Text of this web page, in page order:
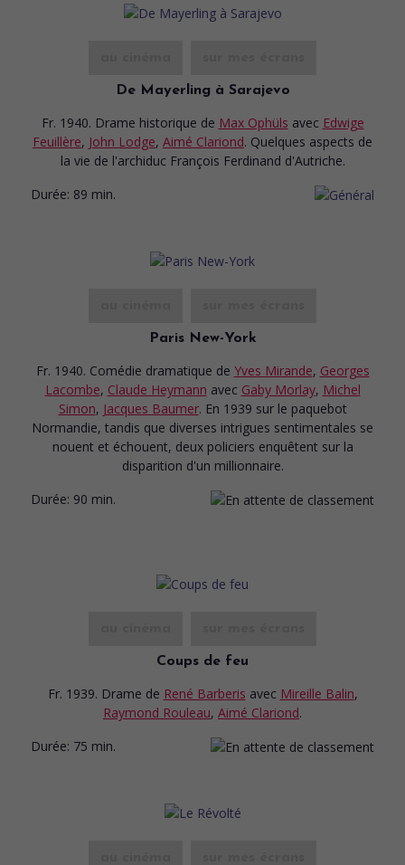
De Mayerling à Sarajevo
Fr. 1940. Drame historique de Max Ophüls avec Edwige
Feuillère, John Lodge, Aimé Clariond. Quelques aspects de
la vie de l'archiduc François Ferdinand d'Autriche.
Durée: 89 min.
Paris New-York
Fr. 1940. Comédie dramatique de Yves Mirande, Georges
Lacombe, Claude Heymann avec Gaby Morlay, Michel
Simon, Jacques Baumer. En 1939 sur le paquebot
Normandie, tandis que diverses intrigues sentimentales se
nouent et échouent, deux policiers enquêtent sur la
disparition d'un millionnaire.
Durée: 90 min.
Coups de feu
Fr. 1939. Drame de René Barberis avec Mireille Balin,
Raymond Rouleau, Aimé Clariond.
Durée: 75 min.